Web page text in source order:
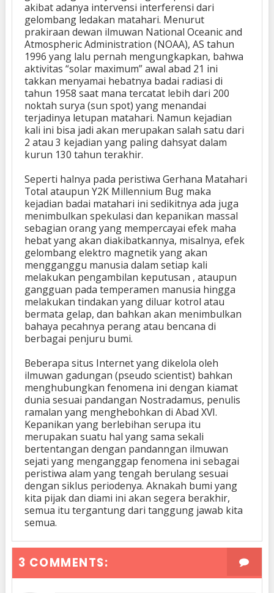
akibat adanya intervensi interferensi dari
gelombang ledakan matahari. Menurut
prakiraan dewan ilmuwan National Oceanic and
Atmospheric Administration (NOAA), AS tahun
1996 yang lalu pernah mengungkapkan, bahwa
aktivitas “solar maximum” awal abad 21 ini
takkan menyamai hebatnya badai radiasi di
tahun 1958 saat mana tercatat lebih dari 200
noktah surya (sun spot) yang menandai
terjadinya letupan matahari. Namun kejadian
kali ini bisa jadi akan merupakan salah satu dari
2 atau 3 kejadian yang paling dahsyat dalam
kurun 130 tahun terakhir.
Seperti halnya pada peristiwa Gerhana Matahari
Total ataupun Y2K Millennium Bug maka
kejadian badai matahari ini sedikitnya ada juga
menimbulkan spekulasi dan kepanikan massal
sebagian orang yang mempercayai efek maha
hebat yang akan diakibatkannya, misalnya, efek
gelombang elektro magnetik yang akan
mengganggu manusia dalam setiap kali
melakukan pengambilan keputusan , ataupun
gangguan pada temperamen manusia hingga
melakukan tindakan yang diluar kotrol atau
bermata gelap, dan bahkan akan menimbulkan
bahaya pecahnya perang atau bencana di
berbagai penjuru bumi.
Beberapa situs Internet yang dikelola oleh
ilmuwan gadungan (pseudo scientist) bahkan
menghubungkan fenomena ini dengan kiamat
dunia sesuai pandangan Nostradamus, penulis
ramalan yang menghebohkan di Abad XVI.
Kepanikan yang berlebihan serupa itu
merupakan suatu hal yang sama sekali
bertentangan dengan pandanngan ilmuwan
sejati yang menganggap fenomena ini sebagai
peristiwa alam yang tengah berulang sesuai
dengan siklus periodenya. Aknakah bumi yang
kita pijak dan diami ini akan segera berakhir,
semua itu tergantung dari tanggung jawab kita
semua.
3 COMMENTS: